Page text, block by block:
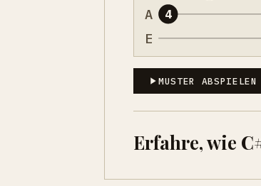
A
E
4
MUSTER ABSPIELEN
Erfahre, wie